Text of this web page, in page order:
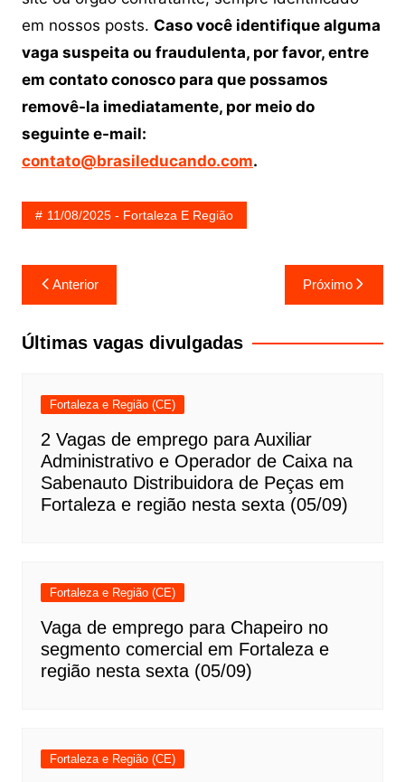
em nossos posts. Caso você identifique alguma
vaga suspeita ou fraudulenta, por favor, entre
em contato conosco para que possamos
removê-la imediatamente, por meio do
seguinte e-mail:
contato@brasileducando.com.
11/08/2025 - Fortaleza E Região
Navegação
de
Post
Anterior Próximo
Últimas vagas divulgadas
Fortaleza e Região (CE)
2 Vagas de emprego para Auxiliar
Administrativo e Operador de Caixa na
Sabenauto Distribuidora de Peças em
Fortaleza e região nesta sexta (05/09)
Fortaleza e Região (CE)
Vaga de emprego para Chapeiro no
segmento comercial em Fortaleza e
região nesta sexta (05/09)
Fortaleza e Região (CE)